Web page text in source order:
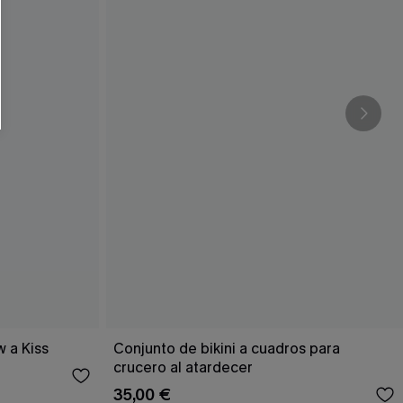
a Kiss
Conjunto de bikini a cuadros para
crucero al atardecer
35,00 €
formulario, usted acepta nuestros
de Cupshe en cualquier momento del
y ofertas adaptados a su perfil.